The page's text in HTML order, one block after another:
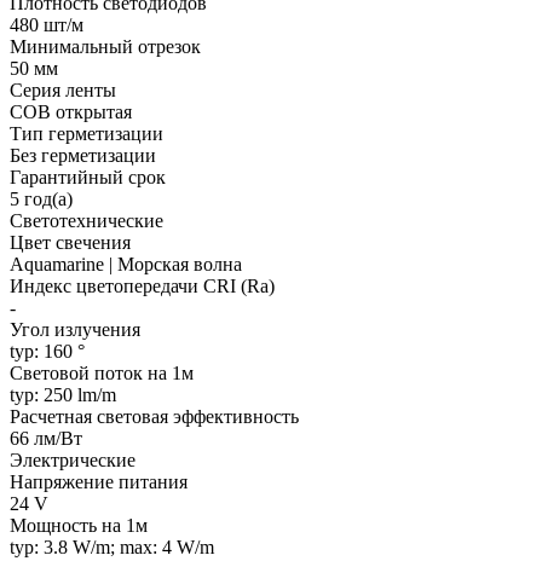
480 шт/м
Минимальный отрезок
50 мм
Серия ленты
COB открытая
Тип герметизации
Без герметизации
Гарантийный срок
5 год(а)
Светотехнические
Цвет свечения
Aquamarine | Морская волна
Индекс цветопередачи CRI (Ra)
-
Угол излучения
typ: 160 °
Световой поток на 1м
typ: 250 lm/m
Расчетная световая эффективность
66 лм/Вт
Электрические
Напряжение питания
24 V
Мощность на 1м
typ: 3.8 W/m; max: 4 W/m